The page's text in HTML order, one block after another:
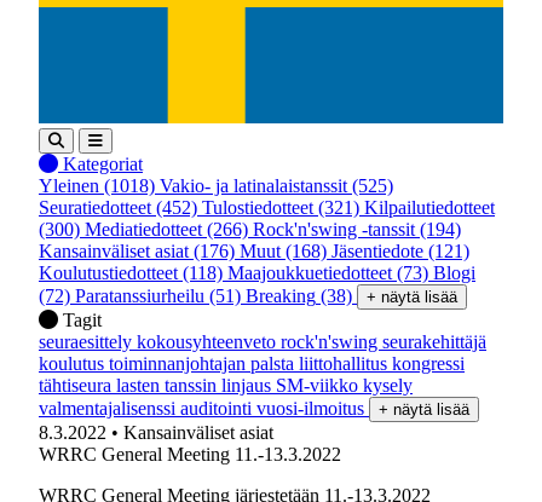
Kategoriat
Yleinen (1018) Vakio- ja latinalaistanssit (525)
Seuratiedotteet (452) Tulostiedotteet (321) Kilpailutiedotteet
(300) Mediatiedotteet (266) Rock'n'swing -tanssit (194)
Kansainväliset asiat (176) Muut (168) Jäsentiedote (121)
Koulutustiedotteet (118) Maajoukkuetiedotteet (73) Blogi
(72) Paratanssiurheilu (51) Breaking (38) + näytä lisää
Tagit
seuraesittely kokousyhteenveto rock'n'swing seurakehittäjä
koulutus toiminnanjohtajan palsta liittohallitus kongressi
tähtiseura lasten tanssin linjaus SM-viikko kysely
valmentajalisenssi auditointi vuosi-ilmoitus + näytä lisää
8.3.2022 • Kansainväliset asiat
WRRC General Meeting 11.-13.3.2022
WRRC General Meeting järjestetään 11.-13.3.2022